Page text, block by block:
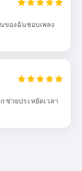
ของฉันชอบเพลง
ช่วยประหยัดเวลา